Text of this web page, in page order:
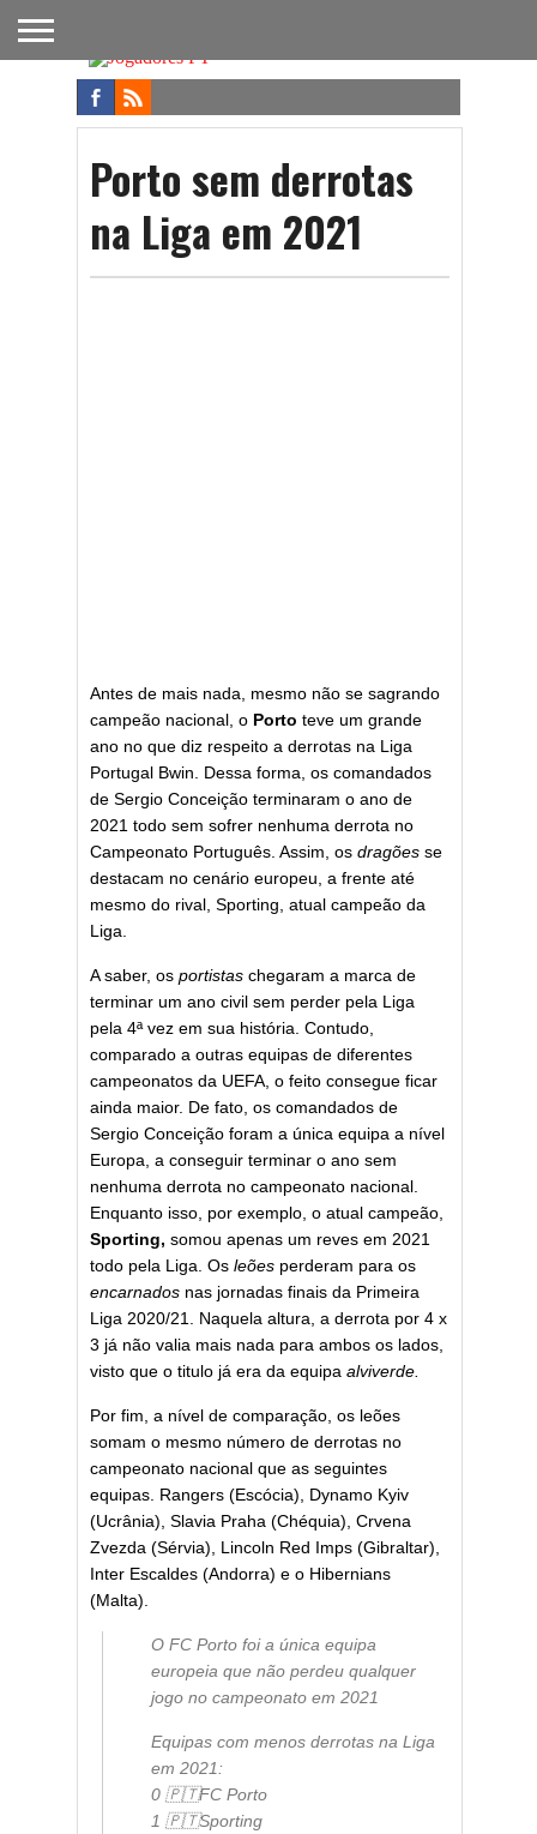
FUTEBOL
NACIONAL
FUTEBOL
INTERNACIONAL
NOTÍCIAS
ONDE
ASSISTIR
FUTEBOL
NA TV
APOSTAS
Porto sem derrotas
na Liga em 2021
Antes de mais nada, mesmo não se sagrando
campeão nacional, o Porto teve um grande
ano no que diz respeito a derrotas na Liga
Portugal Bwin. Dessa forma, os comandados
de Sergio Conceição terminaram o ano de
2021 todo sem sofrer nenhuma derrota no
Campeonato Português. Assim, os dragões se
destacam no cenário europeu, a frente até
mesmo do rival, Sporting, atual campeão da
Liga.
A saber, os portistas chegaram a marca de
terminar um ano civil sem perder pela Liga
pela 4ª vez em sua história. Contudo,
comparado a outras equipas de diferentes
campeonatos da UEFA, o feito consegue ficar
ainda maior. De fato, os comandados de
Sergio Conceição foram a única equipa a nível
Europa, a conseguir terminar o ano sem
nenhuma derrota no campeonato nacional.
Enquanto isso, por exemplo, o atual campeão,
Sporting, somou apenas um reves em 2021
todo pela Liga. Os leões perderam para os
encarnados nas jornadas finais da Primeira
Liga 2020/21. Naquela altura, a derrota por 4 x
3 já não valia mais nada para ambos os lados,
visto que o titulo já era da equipa alviverde.
Por fim, a nível de comparação, os leões
somam o mesmo número de derrotas no
campeonato nacional que as seguintes
equipas. Rangers (Escócia), Dynamo Kyiv
(Ucrânia), Slavia Praha (Chéquia), Crvena
Zvezda (Sérvia), Lincoln Red Imps (Gibraltar),
Inter Escaldes (Andorra) e o Hibernians
(Malta).
O FC Porto foi a única equipa
europeia que não perdeu qualquer
jogo no campeonato em 2021
Equipas com menos derrotas na Liga
em 2021:
0 🇵🇹FC Porto
1 🇵🇹Sporting